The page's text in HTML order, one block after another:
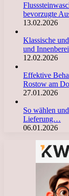
bevorzugte
13.02.2026
Klassische
und
12.02.2026
Effektive
Rostow am
27.01.2026
So wählen
Lieferung…
06.01.2026